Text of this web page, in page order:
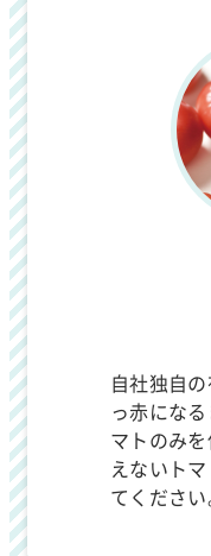
自社独自
っ赤にな
マトのみ
えないト
てください